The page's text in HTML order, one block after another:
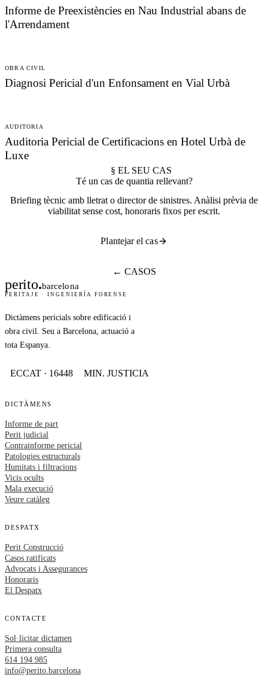
Informe de Preexistències en Nau Industrial abans de
l'Arrendament
OBRA CIVIL
Diagnosi Pericial d'un Enfonsament en Vial Urbà
AUDITORIA
Auditoria Pericial de Certificacions en Hotel Urbà de
Luxe
§ EL SEU CAS
Té un cas de quantia rellevant?
Briefing tècnic amb lletrat o director de sinistres. Anàlisi prèvia de
viabilitat sense cost, honoraris fixos per escrit.
Plantejar el cas
← CASOS
perito.barcelona
PERITAJE · INGENIERÍA FORENSE
Dictàmens pericials sobre edificació i
obra civil. Seu a Barcelona, actuació a
tota Espanya.
ECCAT · 16448 MIN. JUSTICIA
DICTÀMENS
Informe de part
Perit judicial
Contrainforme pericial
Patologies estructurals
Humitats i filtracions
Vicis ocults
Mala execució
Veure catàleg
DESPATX
Perit Construcció
Casos ratificats
Advocats i Assegurances
Honoraris
El Despatx
CONTACTE
Sol·licitar dictamen
Primera consulta
614 194 985
info@perito.barcelona